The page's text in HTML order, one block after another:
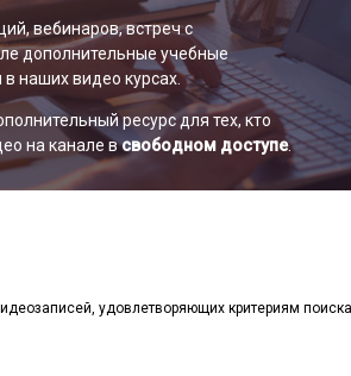
вебинаров, встреч с
дополнительные учебные
наших видео курсах.
ресурс для тех, кто
на канале всвободном доступе.
удовлетворяющих критериям поиска